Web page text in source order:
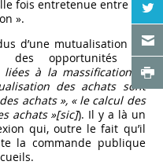
N
X
V
fois entretenue entre
».
d’une mutualisation ne
des opportunités de
liées à la massification »,
des achats sont
achats », « le calcul des
achats »[sic]). Il y a là un
qui, outre le fait qu’il
la commande publique